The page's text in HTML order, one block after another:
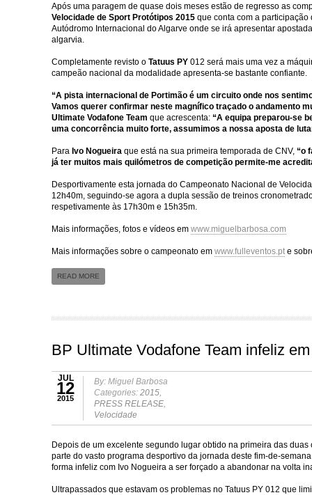
Após uma paragem de quase dois meses estão de regresso as
Velocidade de Sport Protótipos 2015 que conta com a participação
Autódromo Internacional do Algarve onde se irá apresentar
algarvia.
Completamente revisto o Tatuus PY 012 será mais uma vez a
campeão nacional da modalidade apresenta-se bastante confiante.
“A pista internacional de Portimão é um circuito onde nos
Vamos querer confirmar neste magnífico traçado o andamento
Ultimate Vodafone Team que acrescenta: “A equipa preparou-se
uma concorrência muito forte, assumimos a nossa aposta de
Para Ivo Nogueira que está na sua primeira temporada de CNV, “o
já ter muitos mais quilómetros de competição permite-me
Desportivamente esta jornada do Campeonato Nacional de
12h40m, seguindo-se agora a dupla sessão de treinos
respetivamente às 17h30m e 15h35m.
Mais informações, fotos e vídeos em www.miguelbarbosa.com
Mais informações sobre o campeonato em www.fulleventos.pt e
READ MORE
BP Ultimate Vodafone Team infeliz
JUL
12
2015
By: Miguel Barbosa
Categories: 2015,
PRESS RELEASE,
Velocidade
Depois de um excelente segundo lugar obtido na primeira das
parte do vasto programa desportivo da jornada deste fim-de-
forma infeliz com Ivo Nogueira a ser forçado a abandonar na volta
Ultrapassados que estavam os problemas no Tatuus PY 012 que